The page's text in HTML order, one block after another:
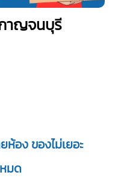
าญจนบุรี
อง ของไม่เยอะ
มด